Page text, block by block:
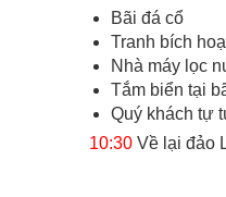
Bãi đá cổ
Tranh bích hoạ
Nhà máy lọc
Tắm biển tại
Quý khách tự
10:30 Về lại đảo